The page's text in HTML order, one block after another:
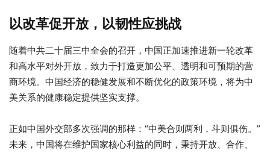
以改革促开放，以韧性应挑战
随着中共二十届三中全会的召开，中国正加速推进新一轮改革
和高水平对外开放，致力于打造更加公平、透明和可预期的营
商环境。中国经济的稳健发展和不断优化的政策环境，将为中
美关系的健康稳定提供坚实支撑。
正如中国外交部多次强调的那样：“中美合则两利，斗则俱伤。”
未来，中国将在维护国家核心利益的同时，秉持开放、合作、